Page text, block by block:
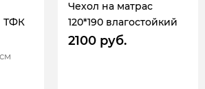
ТФК
Чехол на матрас
120*190 влагостойкий
2100 руб.